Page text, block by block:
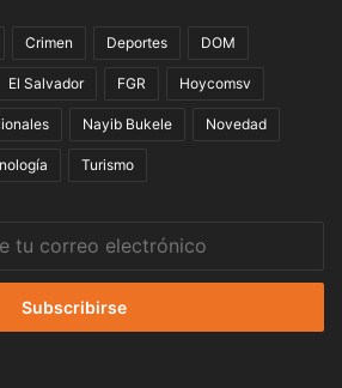
Crimen Deportes DOM
El Salvador FGR Hoycomsv
Nayib Bukele Novedad
Turismo